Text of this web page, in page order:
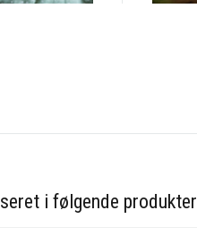
i følgende produkter